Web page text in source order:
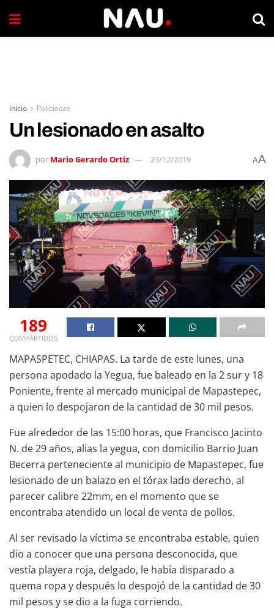
Inicio Policiacas
Un lesionado en asalto
por Mario Gerardo Ortiz 23/12/2019 AA
189
COMPARTIDOS
MAPASPETEC, CHIAPAS. La tarde de este lunes, una
persona apodado la Yegua, fue baleado en la 2 sur y 18
Poniente, frente al mercado municipal de Mapastepec,
a quien lo despojaron de la cantidad de 30 mil pesos.
Fue alrededor de las 15:00 horas, que Francisco Jacinto
N. de 29 años, alias la yegua, con domicilio Barrio Juan
Becerra perteneciente al municipio de Mapastepec, fue
lesionado de un balazo en el tórax lado derecho, al
parecer calibre 22mm, en el momento que se
encontraba atendido un local de venta de pollos.
Al ser revisado la víctima se encontraba estable, quien
dio a conocer que una persona desconocida, que
vestía playera roja, delgado, le había disparado a
quema ropa y después lo despojó de la cantidad de 30
mil pesos y se dio a la fuga corriendo.